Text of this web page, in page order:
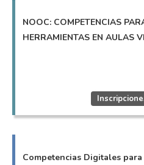
NOOC: COMPETENCIAS
HERRAMIENTAS EN AULAS
Competencias Digitales